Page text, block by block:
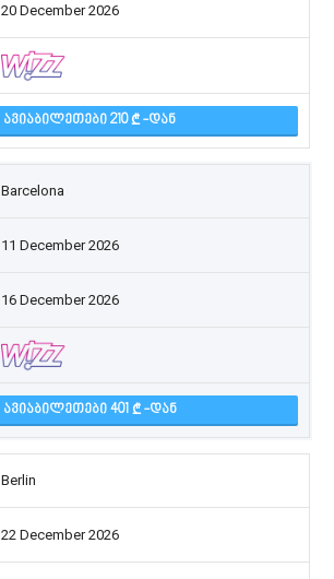
20 December 2026
ᲐᲕᲘᲐᲑᲘᲚᲔᲗᲔᲑᲘ 210 -ᲓᲐᲜ
Barcelona
11 December 2026
16 December 2026
ᲐᲕᲘᲐᲑᲘᲚᲔᲗᲔᲑᲘ 401 -ᲓᲐᲜ
Berlin
22 December 2026